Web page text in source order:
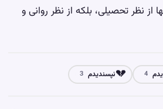
از نظر تحصیلی، بلکه از نظر روانی و
4
💔نپسندیدم 3